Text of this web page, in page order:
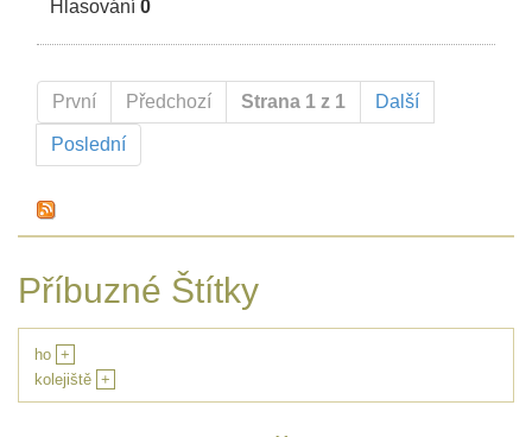
Hlasování0
První Předchozí Strana 1 z 1 Další
Poslední
Příbuzné Štítky
ho +
kolejiště +